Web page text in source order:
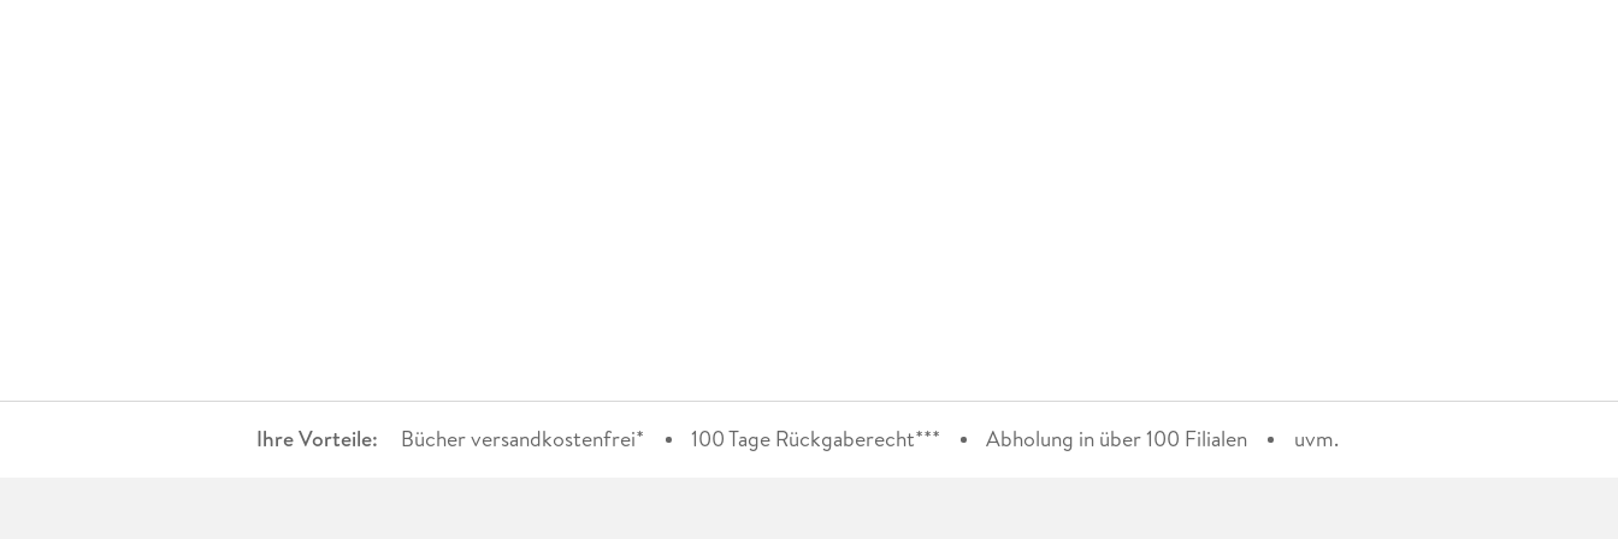
Ihre Vorteile: Bücher versandkostenfrei* 100 Tage Rückgaberecht*** Abholung in über 100 Filialen uvm.